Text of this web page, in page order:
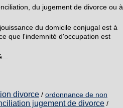
du jugement de divorce ou à
du domicile conjugal est à
que l'indemnité d'occupation est
divorce / ordonnance de non
jugement de divorce /